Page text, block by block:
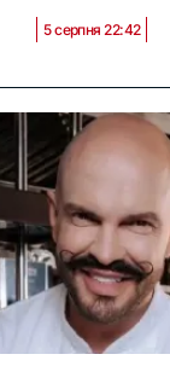
5 серпня 22:42